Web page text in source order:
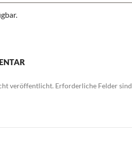
veröffentlicht. Erforderliche Felder sind